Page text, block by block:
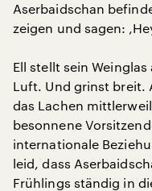
Aserbaidschan
zeigen und sagen:
Ell stellt sein
Luft. Und grinst breit.
das Lachen
besonnene
internationale
leid, dass
Frühlings ständig in